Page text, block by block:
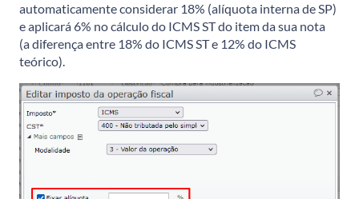
automaticamente considerar 18% (alíquota interna de SP)
e aplicará 6% no cálculo do ICMS ST do item da sua nota
(a diferença entre 18% do ICMS ST e 12% do ICMS
teórico).